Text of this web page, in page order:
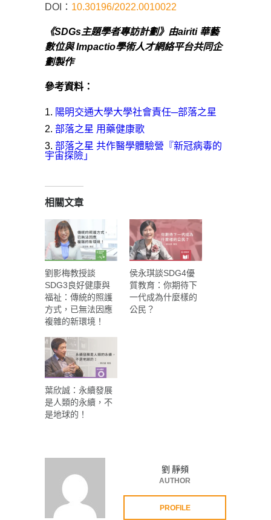
DOI： 10.30196/2022.0010022
《SDGs主題學者專訪計劃》由airiti 華藝
數位與 Impactio學術人才網絡平台共同企
劃製作
參考資料：
陽明交通大學大學社會責任─部落之星
部落之星 用藥健康歌
部落之星 共作醫學體驗營『新冠病毒的
宇宙探險」
相關文章
劉影梅教授談
SDG3良好健康與
福祉：傳統的照護
方式，已無法因應
複雜的新環境！
侯永琪談SDG4優
質教育：你期待下
一代成為什麼樣的
公民？
葉欣誠：永續發展
是人類的永續，不
是地球的！
劉 靜頻
AUTHOR
PROFILE